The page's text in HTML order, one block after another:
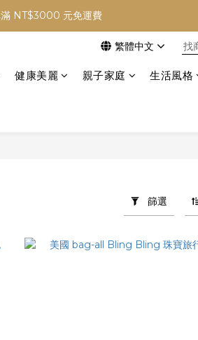
加入會員首購 贈 NT$50 元購物金
NT$3000 元免運費
加入會員首購 贈 NT$50 元購物金
繁體中文
健康美麗 親子家庭 生活風格
篩選